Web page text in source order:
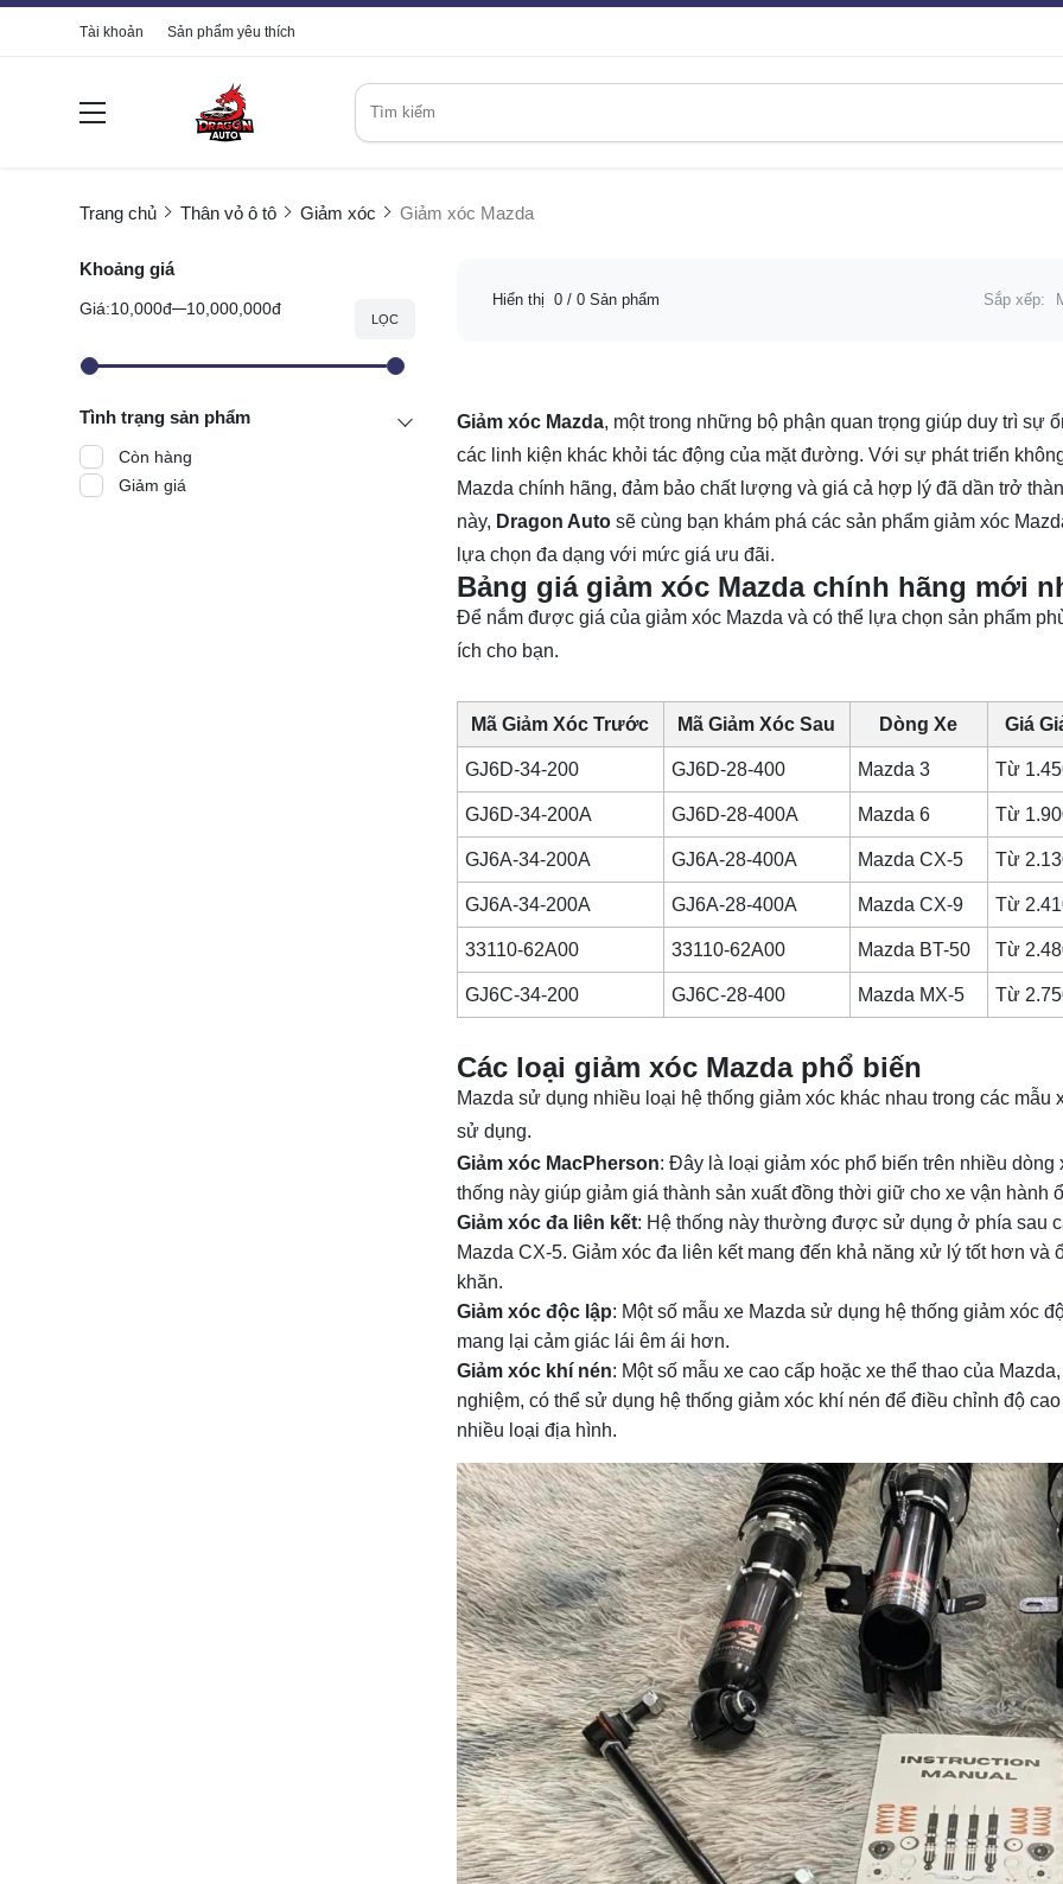
Tài khoản Sản phẩm yêu thích
Trang chủ Thân vỏ ô tô Giảm xóc Giảm xóc Mazda
Khoảng giá
Giá:10,000đ 10,000,000đ
LỌC
Tình trạng sản phẩm
Còn hàng
Giảm giá
Hiển thị 0/ 0 Sản phẩm Sắp xếp:
Giảm xóc Mazda, một trong những bộ phận quan trọng giúp duy trì sự
các linh kiện khác khỏi tác động của mặt đường. Với sự phát triển
Mazda chính hãng, đảm bảo chất lượng và giá cả hợp lý đã dần trở
này, Dragon Autosẽ cùng bạn khám phá các sản phẩm giảm xóc
lựa chọn đa dạng với mức giá ưu đãi.
Bảng giá giảm xóc Mazda chính hãng mới
Để nắm được giá của giảm xóc Mazda và có thể lựa chọn sản phẩm
ích cho bạn.
Mã Giảm Xóc Trước Mã Giảm Xóc Sau Dòng Xe Giá
GJ6D-34-200 GJ6D-28-400 Mazda 3 Từ
GJ6D-34-200A GJ6D-28-400A Mazda 6 Từ
GJ6A-34-200A GJ6A-28-400A Mazda CX-5 Từ
GJ6A-34-200A GJ6A-28-400A Mazda CX-9 Từ
33110-62A00 33110-62A00 Mazda BT-50 Từ
GJ6C-34-200 GJ6C-28-400 Mazda MX-5 Từ
Các loại giảm xóc Mazda phổ biến
Mazda sử dụng nhiều loại hệ thống giảm xóc khác nhau trong các
sử dụng.
Giảm xóc MacPherson: Đây là loại giảm xóc phổ biến trên nhiều
thống này giúp giảm giá thành sản xuất đồng thời giữ cho xe vận hành
Giảm xóc đa liên kết: Hệ thống này thường được sử dụng ở phía sau
Mazda CX-5. Giảm xóc đa liên kết mang đến khả năng xử lý tốt hơn
khăn.
Giảm xóc độc lập: Một số mẫu xe Mazda sử dụng hệ thống giảm xóc
mang lại cảm giác lái êm ái hơn.
Giảm xóc khí nén: Một số mẫu xe cao cấp hoặc xe thể thao của
nghiệm, có thể sử dụng hệ thống giảm xóc khí nén để điều chỉnh độ
nhiều loại địa hình.